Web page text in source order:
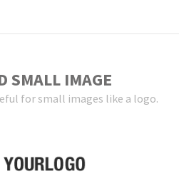
SMALL IMAGE
for small images like a logo.